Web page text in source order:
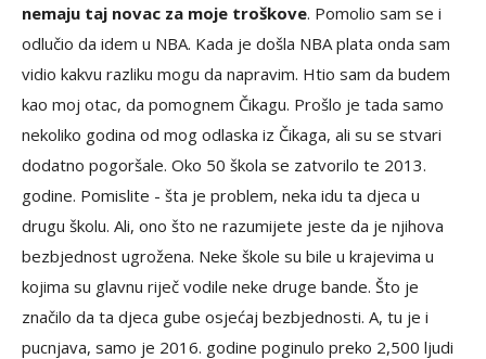
nemaju taj novac za moje troškove. Pomolio sam se i
odlučio da idem u NBA. Kada je došla NBA plata onda sam
vidio kakvu razliku mogu da napravim. Htio sam da budem
kao moj otac, da pomognem Čikagu. Prošlo je tada samo
nekoliko godina od mog odlaska iz Čikaga, ali su se stvari
dodatno pogoršale. Oko 50 škola se zatvorilo te 2013.
godine. Pomislite - šta je problem, neka idu ta djeca u
drugu školu. Ali, ono što ne razumijete jeste da je njihova
bezbjednost ugrožena. Neke škole su bile u krajevima u
kojima su glavnu riječ vodile neke druge bande. Što je
značilo da ta djeca gube osjećaj bezbjednosti. A, tu je i
pucnjava, samo je 2016. godine poginulo preko 2,500 ljudi